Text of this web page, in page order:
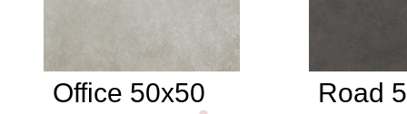
Office 50x50
Road